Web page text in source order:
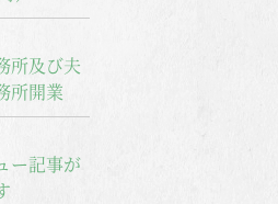
所及び夫
所開業
ー記事が